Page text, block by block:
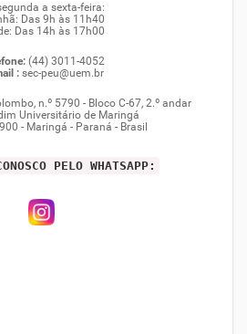
a sexta-feira:
Das 9h às 11h40
Das 14h às 17h00
(44) 3011-4052
:sec-peu@uem.br
n.º 5790 - Bloco C-67, 2.º andar
Universitário de Maringá
- Maringá - Paraná - Brasil
PELO WHATSAPP: